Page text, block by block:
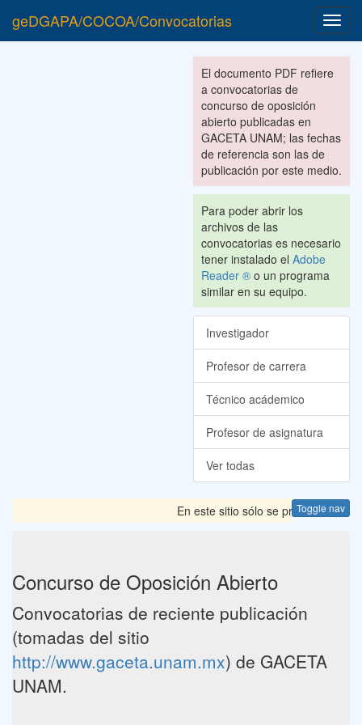
geDGAPA/COCOA/Convocatorias
El documento PDF refiere
a convocatorias de
concurso de oposición
abierto publicadas en
GACETA UNAM; las fechas
de referencia son las de
publicación por este medio.
Para poder abrir los
archivos de las
convocatorias es necesario
tener instalado el Adobe
Reader ® o un programa
similar en su equipo.
Investigador
Profesor de carrera
Técnico acádemico
Profesor de asignatura
Ver todas
Toggle nav
En este sitio sólo se presentan las
Concurso de Oposición Abierto
Convocatorias de reciente publicación
(tomadas del sitio
http://www.gaceta.unam.mx) de GACETA
UNAM.